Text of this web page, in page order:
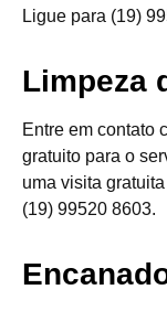
Ligue para (19)
Limpeza
Entre em contato
gratuito para o
uma visita
(19) 99520 8603.